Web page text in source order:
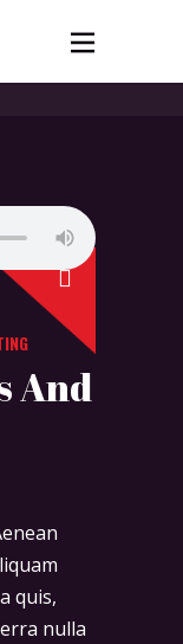
And
quis,
nulla